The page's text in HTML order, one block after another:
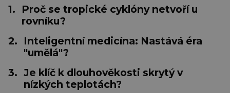
1.
Proč se tropické cyklóny netvoří u
rovníku?
2.
Inteligentní medicína: Nastává éra
"umělá"?
3. Je klíč k dlouhověkosti skrytý v
nízkých teplotách?